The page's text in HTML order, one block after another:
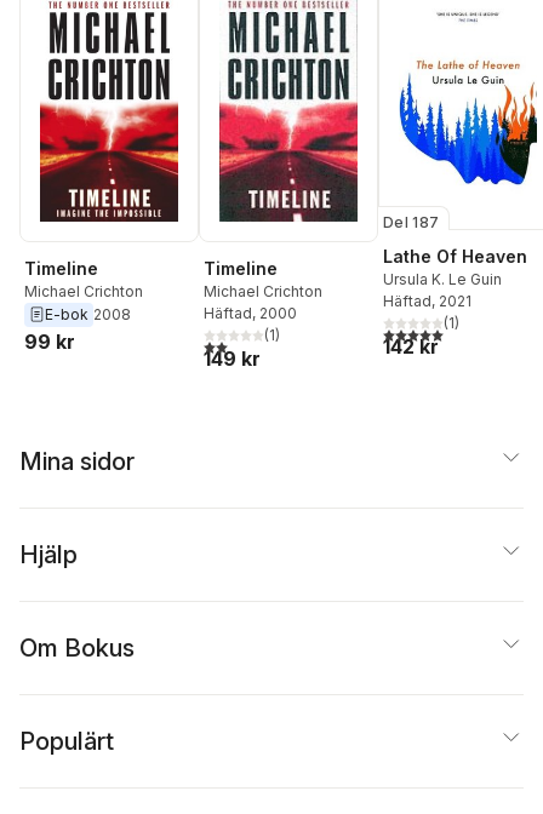
Timeline
Michael Crichton
E-bok 2008
99 kr
Timeline
Michael Crichton
Häftad, 2000
2,0utav 5 stjärnor. Totalt antal röster:
(1)
149 kr
Del 187
Lathe Of Heaven
Ursula K. Le Guin
Häftad, 2021
5,0utav 5 stjärnor.
(1)
142 kr
Mina sidor
Hjälp
Om Bokus
Populärt